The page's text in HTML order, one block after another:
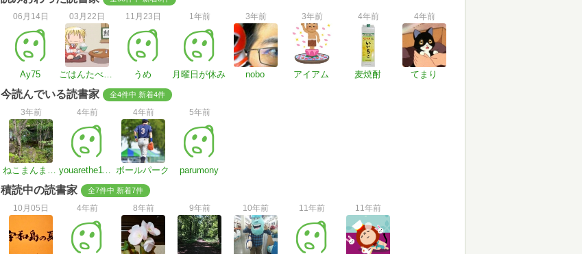
06月14日
Ay75
03月22日
ごはんたべたい
11月23日
うめ
1年前
月曜日が休み
3年前
nobo
3年前
アイアム
4年前
麦焼酎
4年前
てまり
今読んでいる読書家 全4件中 新着4件
3年前
ねこまんまさんさん
4年前
youarethe1105
4年前
ボールパーク
5年前
parumony
積読中の読書家 全7件中 新着7件
10月05日 4年前 8年前 9年前 10年前 11年前 11年前